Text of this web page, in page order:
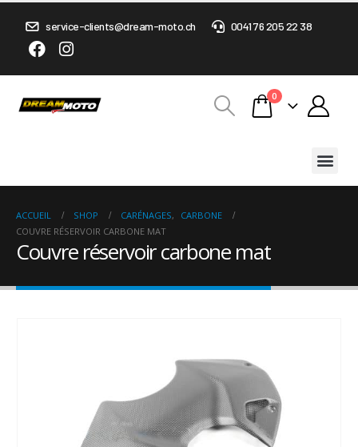
service-clients@dream-moto.ch 0041 76 205 22 38
0
ACCUEIL SHOP CARÉNAGES,
CARBONE
COUVRE RÉSERVOIR CARBONE MAT
Couvre réservoir carbone mat